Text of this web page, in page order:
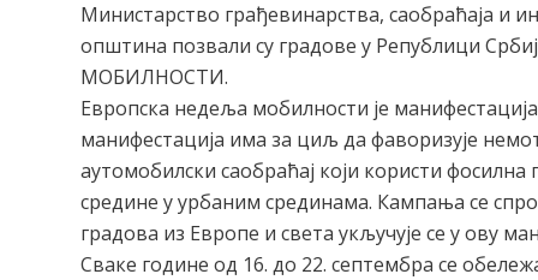
Министарство грађевинарства, саобраћаја и
општина позвали су градове у Републици
МОБИЛНОСТИ.
Европска недеља мобилности је
манифестација има за циљ да фаворизује
аутомобилски саобраћај који користи
средине у урбаним срединама. Кампања се
градова из Европе и света укључује се у ову
Сваке године од 16. до 22. септембра се